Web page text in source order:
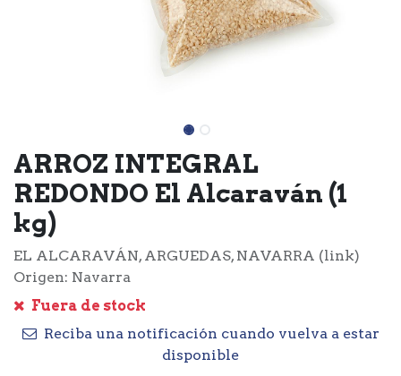
ARROZ INTEGRAL
REDONDO El Alcaraván (1
kg)
EL ALCARAVÁN, ARGUEDAS, NAVARRA (link)
Origen: Navarra
Fuera de stock
Reciba una notificación cuando vuelva a estar
disponible